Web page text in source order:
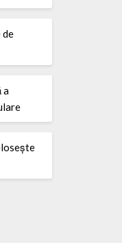
de
a